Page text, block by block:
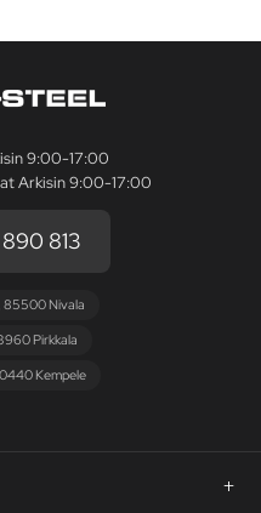
9:00-17:00
Arkisin 9:00-17:00
813
85500 Nivala
Pirkkala
Kempele